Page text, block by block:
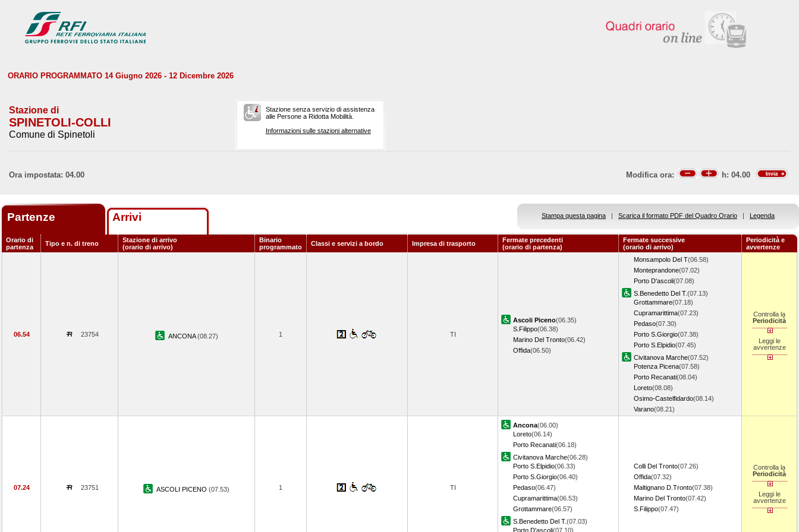
ORARIO PROGRAMMATO 14 Giugno 2026 - 12 Dicembre 2026
Stazione di
SPINETOLI-COLLI
Comune di Spinetoli
Stazione senza servizio di assistenza
alle Persone a Ridotta Mobilità.
Informazioni sulle stazioni alternative
Ora impostata: 04.00 Modifica ora: h: 04.00
Partenze Arrivi Stampa questa pagina | Scarica il formato PDF del Quadro Orario | Legenda
Orario di
partenza
Tipo e n. di treno
Stazione di arrivo
(orario di arrivo)
Binario
programmato
Classi e servizi a bordo Impresa di trasporto
Fermate precedenti
(orario di partenza)
Fermate successive
(orario di arrivo)
Periodicità e
avvertenze
06.54 23754 ANCONA(08.27) 1 TI
Ascoli Piceno(06.35)
S.Filippo(06.38)
Marino Del Tronto(06.42)
Offida(06.50)
Monsampolo Del T(06.58)
Monteprandone(07.02)
Porto D'ascoli(07.08)
S.Benedetto Del T.(07.13)
Grottammare(07.18)
Cupramarittima(07.23)
Pedaso(07.30)
Porto S.Giorgio(07.38)
Porto S.Elpidio(07.45)
Civitanova Marche(07.52)
Potenza Picena(07.58)
Porto Recanati(08.04)
Loreto(08.08)
Osimo-Castelfidardo(08.14)
Varano(08.21)
Controlla la
Periodicità
Leggi le
avvertenze
07.24 23751 ASCOLI PICENO (07.53) 1 TI
Ancona(06.00)
Loreto(06.14)
Porto Recanati(06.18)
Civitanova Marche(06.28)
Porto S.Elpidio(06.33)
Porto S.Giorgio(06.40)
Pedaso(06.47)
Cupramarittima(06.53)
Grottammare(06.57)
S.Benedetto Del T.(07.03)
Porto D'ascoli(07.10)
Colli Del Tronto(07.26)
Offida(07.32)
Maltignano D.Tronto(07.38)
Marino Del Tronto(07.42)
S.Filippo(07.47)
Controlla la
Periodicità
Leggi le
avvertenze